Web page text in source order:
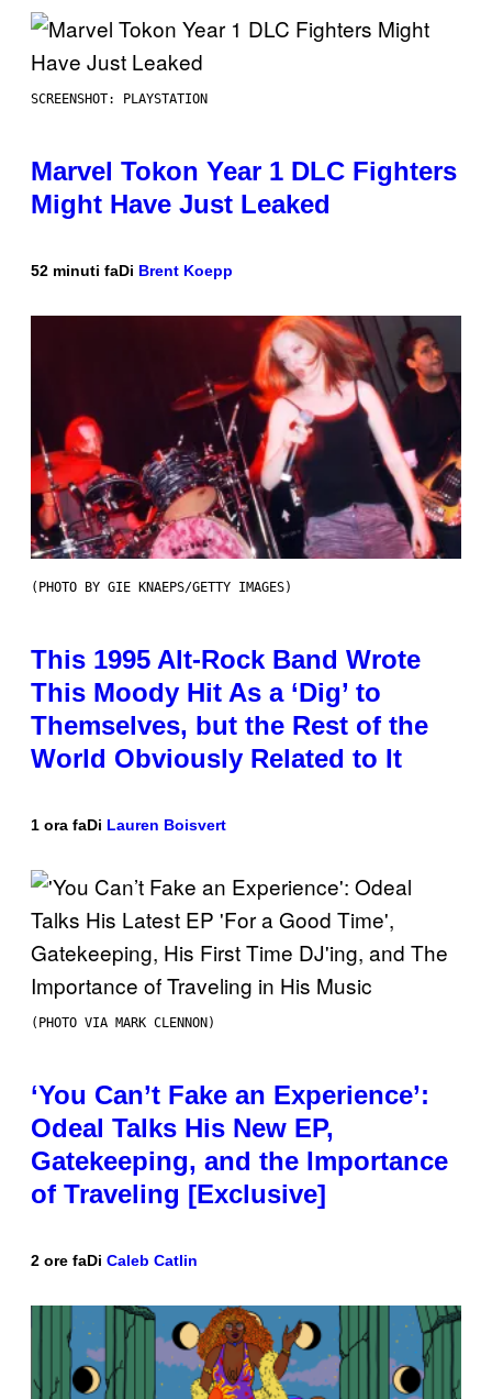
SCREENSHOT: PLAYSTATION
Marvel Tokon Year 1 DLC Fighters
Might Have Just Leaked
52 minuti faDi Brent Koepp
(PHOTO BY GIE KNAEPS/GETTY IMAGES)
This 1995 Alt-Rock Band Wrote
This Moody Hit As a ‘Dig’ to
Themselves, but the Rest of the
World Obviously Related to It
1 ora faDi Lauren Boisvert
(PHOTO VIA MARK CLENNON)
‘You Can’t Fake an Experience’:
Odeal Talks His New EP,
Gatekeeping, and the Importance
of Traveling [Exclusive]
2 ore faDi Caleb Catlin